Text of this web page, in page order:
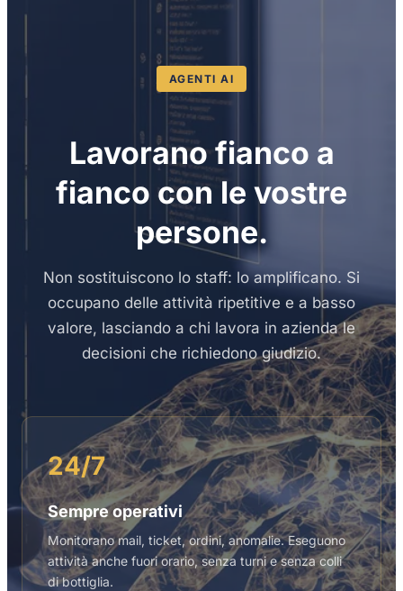
AGENTI AI
Lavorano fianco a
fianco con le vostre
persone.
Non sostituiscono lo staff: lo amplificano. Si
occupano delle attività ripetitive e a basso
valore, lasciando a chi lavora in azienda le
decisioni che richiedono giudizio.
24/7
Sempre operativi
Monitorano mail, ticket, ordini, anomalie. Eseguono
attività anche fuori orario, senza turni e senza colli
di bottiglia.